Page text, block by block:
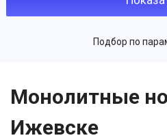
Подбор по
Монолитные
Ижевске